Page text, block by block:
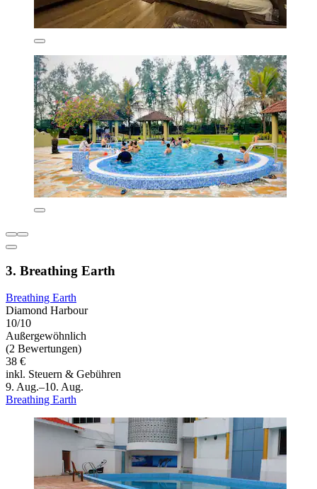
3. Breathing Earth
Breathing Earth
Diamond Harbour
10/10
Außergewöhnlich
(2 Bewertungen)
38 €
inkl. Steuern & Gebühren
9. Aug.–10. Aug.
Breathing Earth